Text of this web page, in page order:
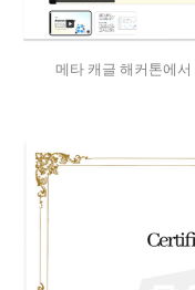
메타 캐글 해커톤에